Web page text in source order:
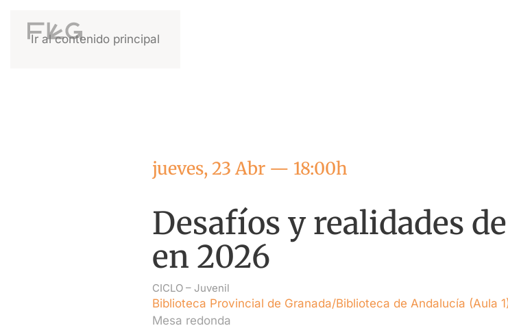
Ir al contenido principal
jueves, 23 Abr — 18:00h
Desafíos y realidades
en 2026
CICLO – Juvenil
Biblioteca Provincial de Granada/Biblioteca de Andalucía (Aula
Mesa redonda